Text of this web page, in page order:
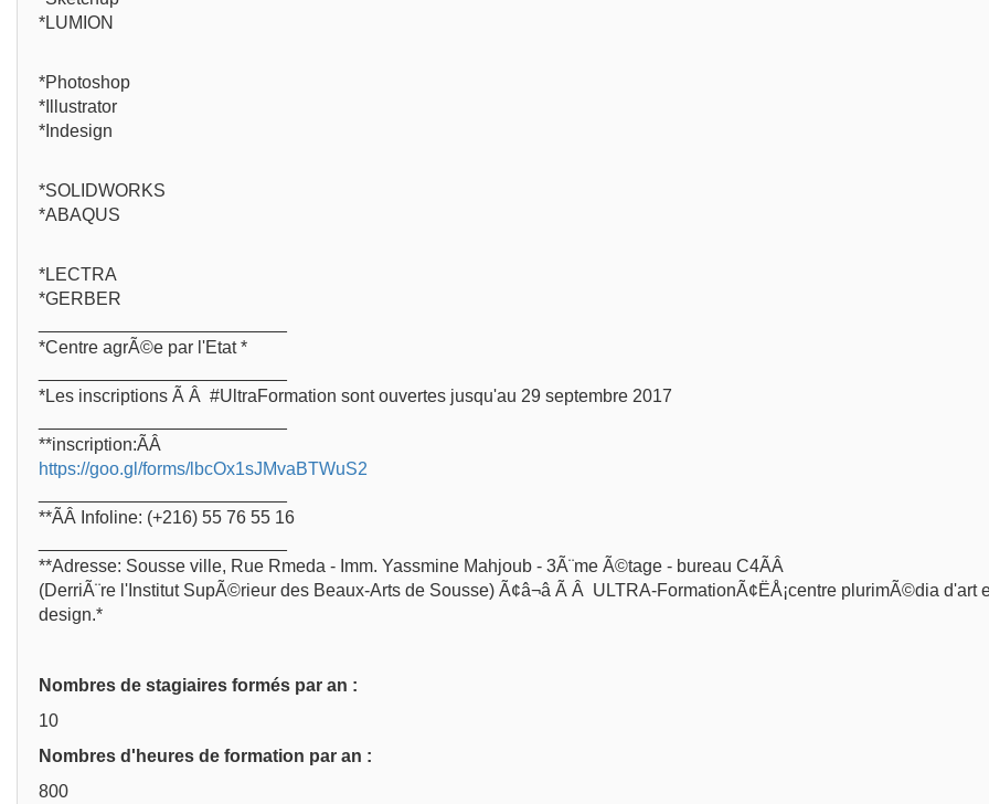
*LUMION
*Photoshop
*Illustrator
*Indesign
*SOLIDWORKS
*ABAQUS
*LECTRA
*GERBER
*Centre agrÃ©e par l'Etat *
*Les inscriptions Ã Â #UltraFormation sont ouvertes jusqu'au 29 septembre 2017
**inscription:ÃÂ
https://goo.gl/forms/lbcOx1sJMvaBTWuS2
**ÃÂ Infoline: (+216) 55 76 55 16
**Adresse: Sousse ville, Rue Rmeda - Imm. Yassmine Mahjoub - 3Ã¨me Ã©tage - bureau C4ÃÂ
(DerriÃ¨re l'Institut SupÃ©rieur des Beaux-Arts de Sousse) Ã¢â¬â Ã Â ULTRA-FormationÃ¢ËÅ¡centre plurimÃ©dia d'art
design.*
Nombres de stagiaires formés par an :
10
Nombres d'heures de formation par an :
800